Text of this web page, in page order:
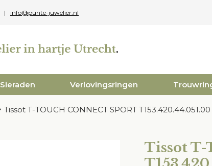
info@punte-juwelier.nl
Sieraden Verlovingsringen
Tissot T-TOUCH CONNECT SPORT T153.420.44.051.00
Tissot T-